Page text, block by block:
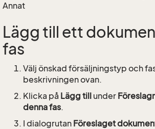
Annat
Lägg till ett
fas
Välj önskad försäljningstyp och
beskrivningen ovan.
Klicka på Lägg till under
denna fas.
I dialogrutan Föreslaget